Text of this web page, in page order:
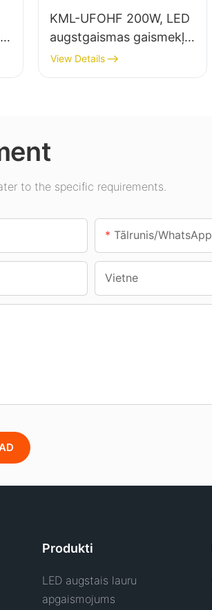
KML-UFOHF 200W, LED
augstgaismas gaismekļu
piegādātājs iekštelpu
apgaismojumam izstāžu
View Details
to the specific requirements.
Tālrunis/WhatsApp
Vietne
Produkti
LED augstais lauru
apgaismojums